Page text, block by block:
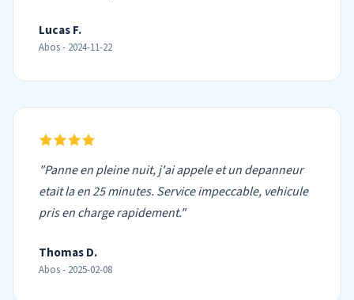
Lucas F.
Abos - 2024-11-22
"Panne en pleine nuit, j'ai appele et un depanneur
etait la en 25 minutes. Service impeccable, vehicule
pris en charge rapidement."
Thomas D.
Abos - 2025-02-08